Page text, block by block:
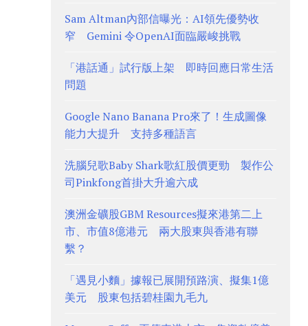
Sam Altman內部信曝光：AI領先優勢收
窄 Gemini 令OpenAI面臨嚴峻挑戰
「港話通」試行版上架 即時回應日常生活
問題
Google Nano Banana Pro來了！生成圖像
能力大提升 支持多種語言
洗腦兒歌Baby Shark歌紅股價更勁 製作公
司Pinkfong首掛大升逾六成
澳洲金礦股GBM Resources擬來港第二上
市、市值8億港元 兩大股東與香港有聯
繫？
「遇見小麵」據報已展開預路演、擬集1億
美元 股東包括碧桂園九毛九